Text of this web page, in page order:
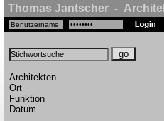
Thomas Jantscher -
Architekten
Ort
Funktion
Datum